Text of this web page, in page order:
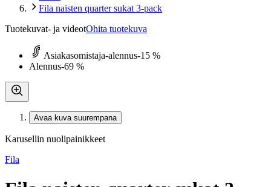
Fila naisten quarter sukat 3-pack
Tuotekuvat- ja videotOhita tuotekuva
Asiakasomistaja-alennus-15 %
Alennus-69 %
Avaa kuva suurempana
Karusellin nuolipainikkeet
Fila